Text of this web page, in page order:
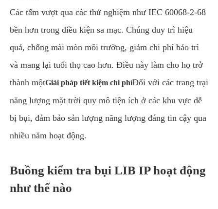
Các tấm vượt qua các thử nghiệm như IEC 60068-2-68
bền hơn trong điều kiện sa mạc. Chúng duy trì hiệu
quả, chống mài mòn môi trường, giảm chi phí bảo trì
và mang lại tuổi thọ cao hơn. Điều này làm cho họ trở
thành mộtGiải pháp tiết kiệm chi phíĐối với các trang trại
năng lượng mặt trời quy mô tiện ích ở các khu vực dễ
bị bụi, đảm bảo sản lượng năng lượng đáng tin cậy qua
nhiều năm hoạt động.
Buồng kiểm tra bụi LIB IP hoạt động
như thế nào